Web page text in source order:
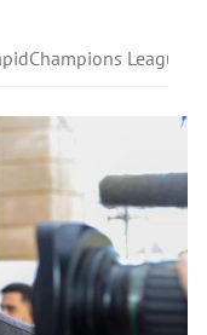
Champions League